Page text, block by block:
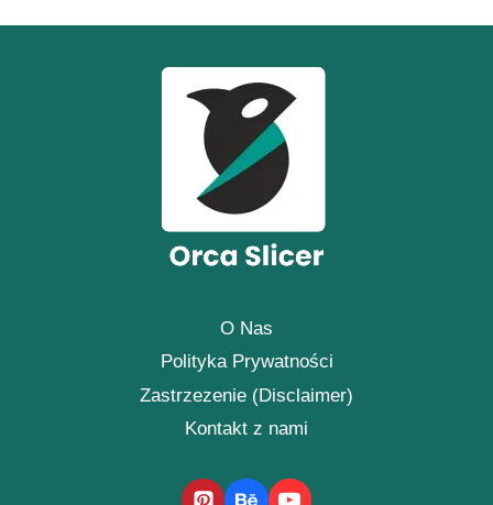
O Nas
Polityka Prywatności
Zastrzezenie (Disclaimer)
Kontakt z nami